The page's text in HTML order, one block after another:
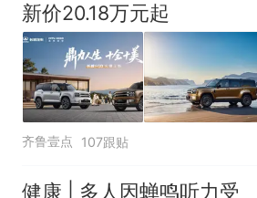
新价20.18万元起
齐鲁壹点 107跟贴
健康 | 多人因蝉鸣听力受